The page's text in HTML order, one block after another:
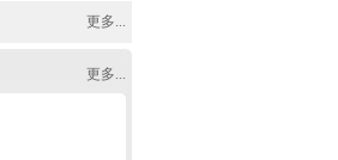
更多...
更多...